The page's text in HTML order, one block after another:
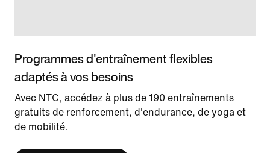
Programmes d'entraînement flexibles
adaptés à vos besoins
Avec NTC, accédez à plus de 190 entraînements
gratuits de renforcement, d'endurance, de yoga et
de mobilité.